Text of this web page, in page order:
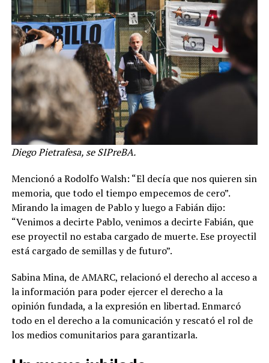
Diego Pietrafesa, se SIPreBA.
Mencionó a Rodolfo Walsh: “El decía que nos quieren sin
memoria, que todo el tiempo empecemos de cero”.
Mirando la imagen de Pablo y luego a Fabián dijo:
“Venimos a decirte Pablo, venimos a decirte Fabián, que
ese proyectil no estaba cargado de muerte. Ese proyectil
está cargado de semillas y de futuro”.
Sabina Mina, de AMARC, relacionó el derecho al acceso a
la información para poder ejercer el derecho a la
opinión fundada, a la expresión en libertad. Enmarcó
todo en el derecho a la comunicación y rescató el rol de
los medios comunitarios para garantizarla.